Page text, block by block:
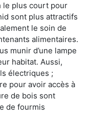
le plus court pour
sont plus attractifs
le soin de
alimentaires.
munir d’une lampe
habitat. Aussi,
électriques ;
pour avoir accès à
de bois sont
de fourmis